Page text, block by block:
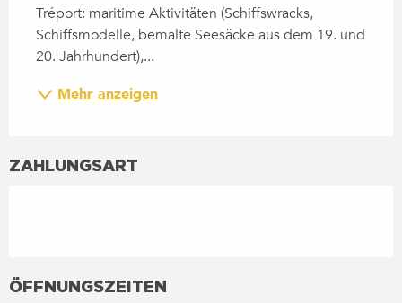
Tréport: maritime Aktivitäten (Schiffswracks,
Schiffsmodelle, bemalte Seesäcke aus dem 19. und
20. Jahrhundert),...
Mehr anzeigen
ZAHLUNGSART
ÖFFNUNGSZEITEN